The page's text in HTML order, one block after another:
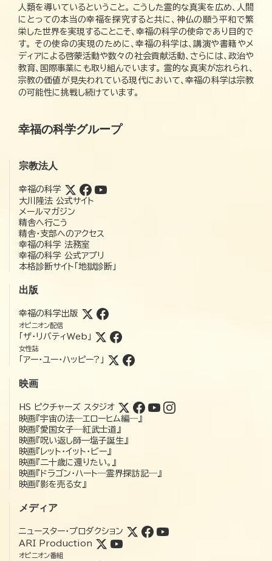
人類を導いているということ。 こうした霊的な真実を広め、人間
にとっての本当の幸福を探究すると共に、神仏の願う平和で繁
栄した世界を実現することこそ、幸福の科学の使命であり目的で
す。 その使命の実現のために、幸福の科学は、講演や書籍やメ
ディアによる啓蒙活動や数々の社会貢献活動、さらには、政治や
教育、国際事業にも取り組んでいます。 霊的な真実が忘れられ、
宗教の価値が見失われている現代において、幸福の科学は宗教
の可能性に挑戦し続けています。
幸福の科学グループ
宗教法人
幸福の科学
大川隆法 公式サイト
メールマガジン
精舎へ行こう
精舎・支部へのアクセス
幸福の科学 法務室
幸福の科学 公式アプリ
本格診断サイト「地獄診断」
出版
幸福の科学出版
オピニオン配信
「ザ・リバティWeb」
女性誌
「アー・ユー・ハッピー?」
映画
HS ピクチャーズ スタジオ
映画『宇宙の法―エローヒム編―』
映画『愛国女子―紅武士道』
映画『呪い返し師—塩子誕生』
映画『レット・イット・ビー』
映画『二十歳に還りたい。』
映画『ドラゴン・ハート―霊界探訪記―』
映画『影を売る女』
メディア
ニュースター・プロダクション
ARI Production
オピニオン番組